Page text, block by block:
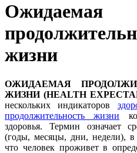
Ожидаемая
жизни
ОЖИДАЕМАЯ
ЖИЗНИ (HEALTH
нескольких индикаторов
продолжительность жизни
здоровья. Термин означает
(годы, месяцы, дни, недели), в
что человек проживет в